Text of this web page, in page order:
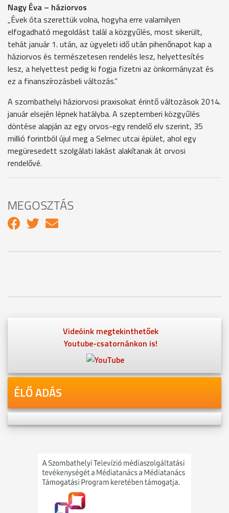
Nagy Éva – háziorvos
„Évek óta szerettük volna, hogyha erre valamilyen
elfogadható megoldást talál a közgyűlés, most sikerült,
tehát január 1. után, az ügyeleti idő után pihenőnapot kap a
háziorvos és természetesen rendelés lesz, helyettesítés
lesz, a helyettest pedig ki fogja fizetni az önkormányzat és
ez a finanszírozásbeli változás.”
A szombathelyi háziorvosi praxisokat érintő változások 2014.
január elsején lépnek hatályba. A szeptemberi közgyűlés
döntése alapján az egy orvos-egy rendelő elv szerint, 35
millió forintból újul meg a Selmec utcai épület, ahol egy
megüresedett szolgálati lakást alakítanak át orvosi
rendelővé.
MEGOSZTÁS
Videóink megtekinthetőek
Youtube-csatornánkon is!
ÉLŐ ADÁS